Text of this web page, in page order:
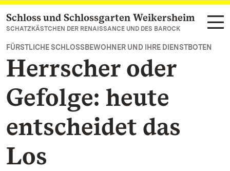
Zum Hauptinhalt springen
Schloss und Schlossgarten Weikersheim
SCHATZKÄSTCHEN DER RENAISSANCE UND DES BAROCK
FÜRSTLICHE SCHLOSSBEWOHNER UND IHRE DIENSTBOTEN
Herrscher oder
Gefolge: heute
entscheidet das
Los